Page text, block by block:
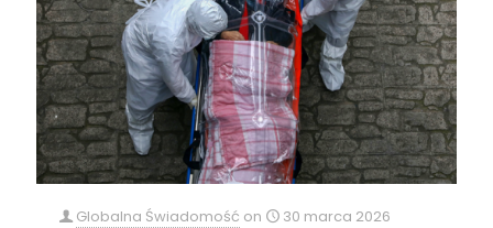
Globalna Świadomość on
30 marca 2026